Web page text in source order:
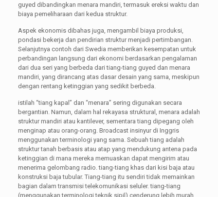
guyed dibandingkan menara mandiri, termasuk ereksi waktu dan
biaya pemeliharaan dari kedua struktur.
Aspek ekonomis dibahas juga, mengambil biaya produksi,
pondasi bekerja dan pendirian struktur menjadi pertimbangan.
Selanjutnya contoh dari Swedia memberikan kesempatan untuk
perbandingan langsung dari ekonomi berdasarkan pengalaman
dari dua seri yang berbeda dari tiang-tiang guyed dan menara
mandiri, yang dirancang atas dasar desain yang sama, meskipun
dengan rentang ketinggian yang sedikit berbeda.
istilah “tiang kapal” dan “menara” sering digunakan secara
bergantian. Namun, dalam hal rekayasa struktural, menara adalah
struktur mandiri atau kantilever, sementara tiang dipegang oleh
menginap atau orang-orang. Broadcast insinyur di Inggris
menggunakan terminologi yang sama. Sebuah tiang adalah
struktur tanah berbasis atau atap yang mendukung antena pada
ketinggian di mana mereka memuaskan dapat mengirim atau
menerima gelombang radio. tiang-tiang khas dari kisi baja atau
konstruksi baja tubular. Tiang-tiang itu sendiri tidak memainkan
bagian dalam transmisi telekomunikasi seluler. tiang-tiang
(menggunakan terminologi teknik sipil) cenderung lebih murah